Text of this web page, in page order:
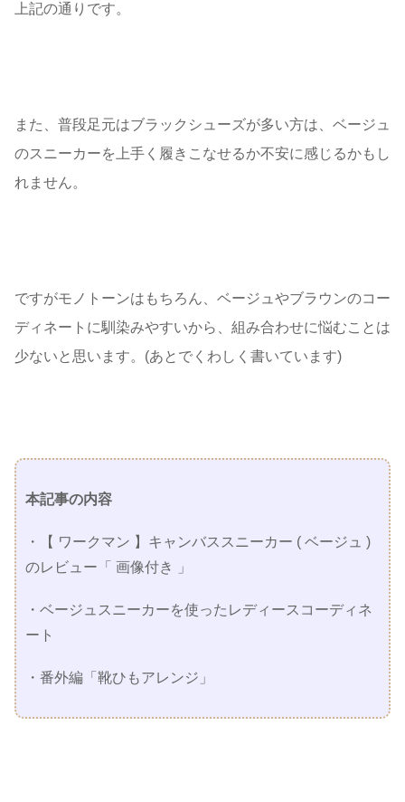
上記の通りです。
また、普段足元はブラックシューズが多い方は、ベージュ
のスニーカーを上手く履きこなせるか不安に感じるかもし
れません。
ですがモノトーンはもちろん、ベージュやブラウンのコー
ディネートに馴染みやすいから、組み合わせに悩むことは
少ないと思います。(あとでくわしく書いています)
本記事の内容
・【 ワークマン 】キャンバススニーカー ( ベージュ )
のレビュー「 画像付き 」
・ベージュスニーカーを使ったレディースコーディネ
ート
・番外編「靴ひもアレンジ」